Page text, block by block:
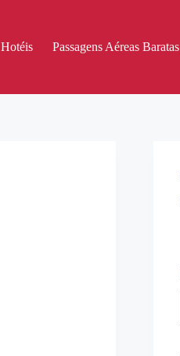
Hotéis Passagens Aéreas Baratas